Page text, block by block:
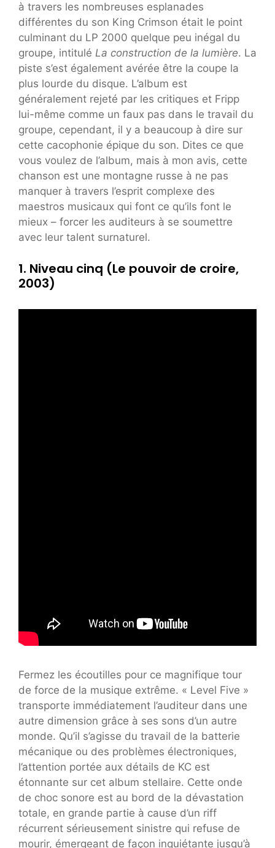
à travers les nombreuses esplanades
différentes du son King Crimson était le point
culminant du LP 2000 quelque peu inégal du
groupe, intitulé La construction de la lumière. La
piste s’est également avérée être la coupe la
plus lourde du disque. L’album est
généralement rejeté par les critiques et Fripp
lui-même comme un faux pas dans le travail du
groupe, cependant, il y a beaucoup à dire sur
cette cacophonie épique du son. Dites ce que
vous voulez de l’album, mais à mon avis, cette
chanson est une montagne russe à ne pas
manquer à travers l’esprit complexe des
maestros musicaux qui font ce qu’ils font le
mieux – forcer les auditeurs à se soumettre
avec leur talent surnaturel.
1. Niveau cinq (Le pouvoir de croire,
2003)
Fermez les écoutilles pour ce magnifique tour
de force de la musique extrême. « Level Five »
transporte immédiatement l’auditeur dans une
autre dimension grâce à ses sons d’un autre
monde. Qu’il s’agisse du travail de la batterie
mécanique ou des problèmes électroniques,
l’attention portée aux détails de KC est
étonnante sur cet album stellaire. Cette onde
de choc sonore est au bord de la dévastation
totale, en grande partie à cause d’un riff
récurrent sérieusement sinistre qui refuse de
mourir, émergeant de façon inquiétante jusqu’à